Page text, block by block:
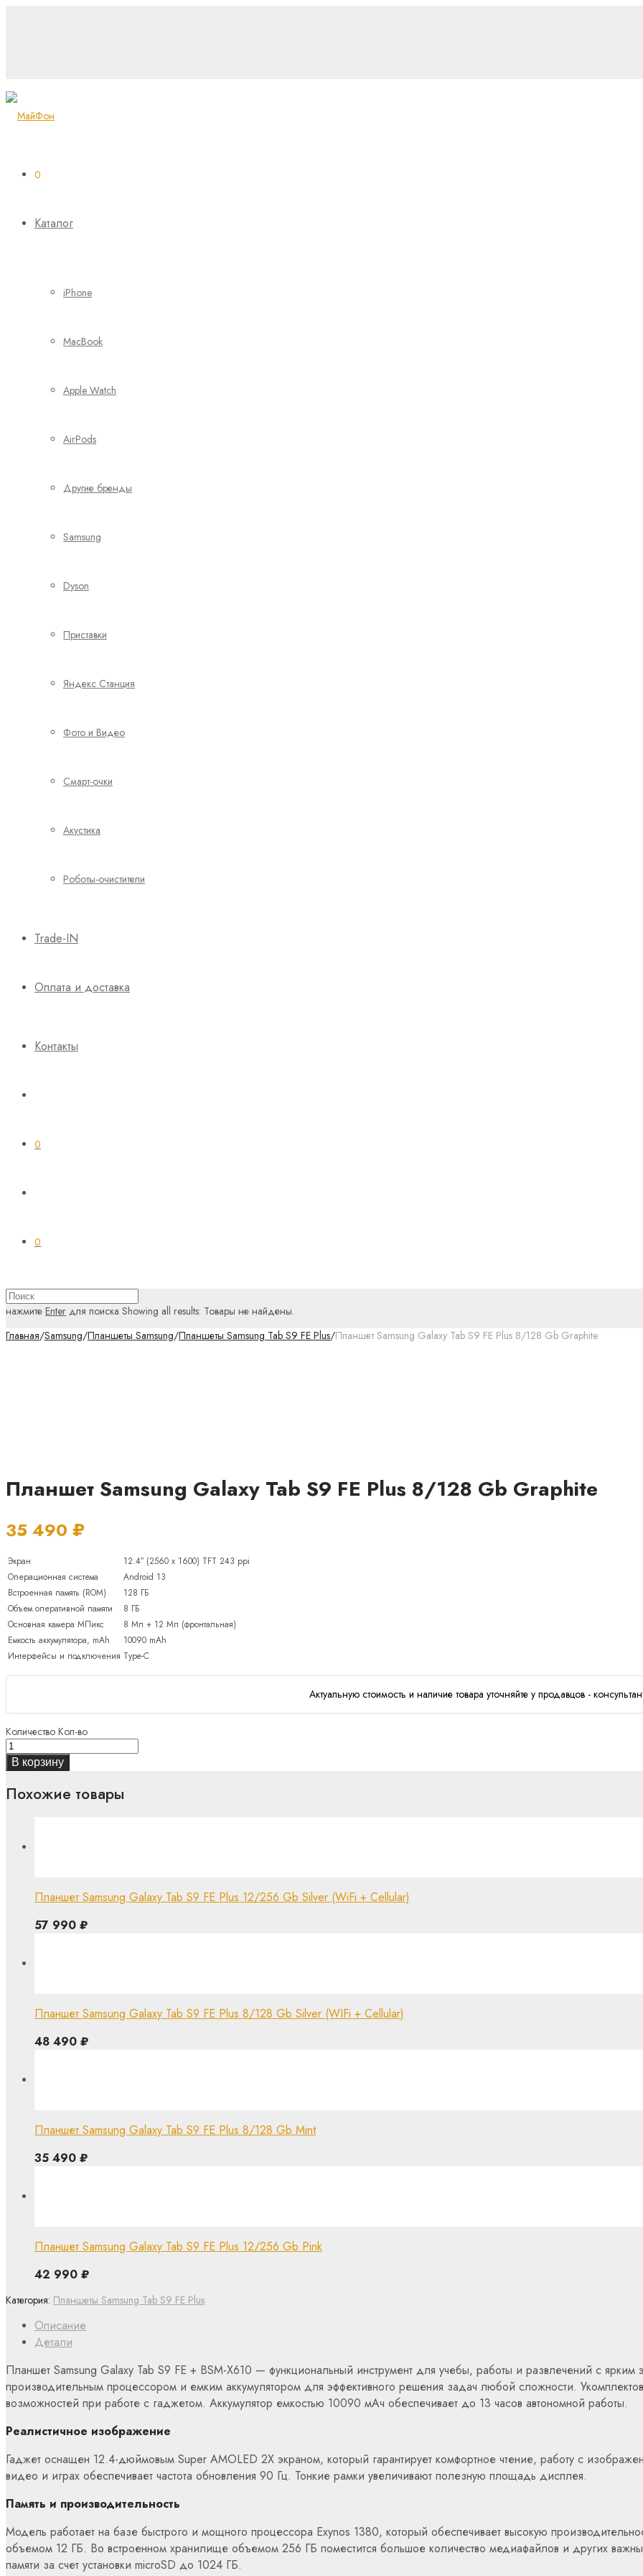
0
Каталог
iPhone
MacBook
Apple Watch
AirPods
Другие бренды
Samsung
Dyson
Приставки
Яндекс Станция
Фото и Видео
Смарт-очки
Акустика
Роботы-очистители
Trade-IN
Оплата и доставка
Контакты
0
0
нажмите Enter для поиска Showing all results: Товары не найдены.
Главная/Samsung/Планшеты Samsung/Планшеты Samsung Tab S9 FE Plus/Планшет Samsung Galaxy Tab S9 FE Plus 8/128 Gb Graphite
Планшет Samsung Galaxy Tab S9 FE Plus 8/128 Gb Graphite
35 490 ₽
Экран
12.4″ (2560 x 1600) TFT 243 ppi
Операционная система
Android 13
Встроенная память (ROM)
128 ГБ
Объем оперативной памяти
8 ГБ
Основная камера МПикс
8 Мп + 12 Мп (фронтальная)
Емкость аккумулятора, mAh
10090 mAh
Интерфейсы и подключения Type-C
Актуальную стоимость и наличие товара уточняйте у продавцов -
Количество Кол-во
В корзину
Описание
Детали
Планшет Samsung Galaxy Tab S9 FE + BSM-X610 — функциональный инструмент для учебы, работы и развлечений с
производительным процессором и емким аккумулятором для эффективного решения задач любой сложности.
возможностей при работе с гаджетом. Аккумулятор емкостью 10090 мАч обеспечивает до 13 часов автономной работы.
Реалистичное изображение
Гаджет оснащен 12.4-дюймовым Super AMOLED 2X экраном, который гарантирует комфортное чтение, работу с
видео и играх обеспечивает частота обновления 90 Гц. Тонкие рамки увеличивают полезную площадь дисплея.
Память и производительность
Модель работает на базе быстрого и мощного процессора Exynos 1380, который обеспечивает высокую
объемом 12 ГБ. Во встроенном хранилище объемом 256 ГБ поместится большое количество медиафайлов и других
памяти за счет установки microSD до 1024 ГБ.
Категория: Планшеты Samsung Tab S9 FE Plus
Похожие товары
Планшет Samsung Galaxy Tab S9 FE Plus 12/256 Gb Silver (WiFi + Cellular)
57 990 ₽
Планшет Samsung Galaxy Tab S9 FE Plus 8/128 Gb Silver (WIFi + Cellular)
48 490 ₽
Планшет Samsung Galaxy Tab S9 FE Plus 8/128 Gb Mint
35 490 ₽
Планшет Samsung Galaxy Tab S9 FE Plus 12/256 Gb Pink
42 990 ₽